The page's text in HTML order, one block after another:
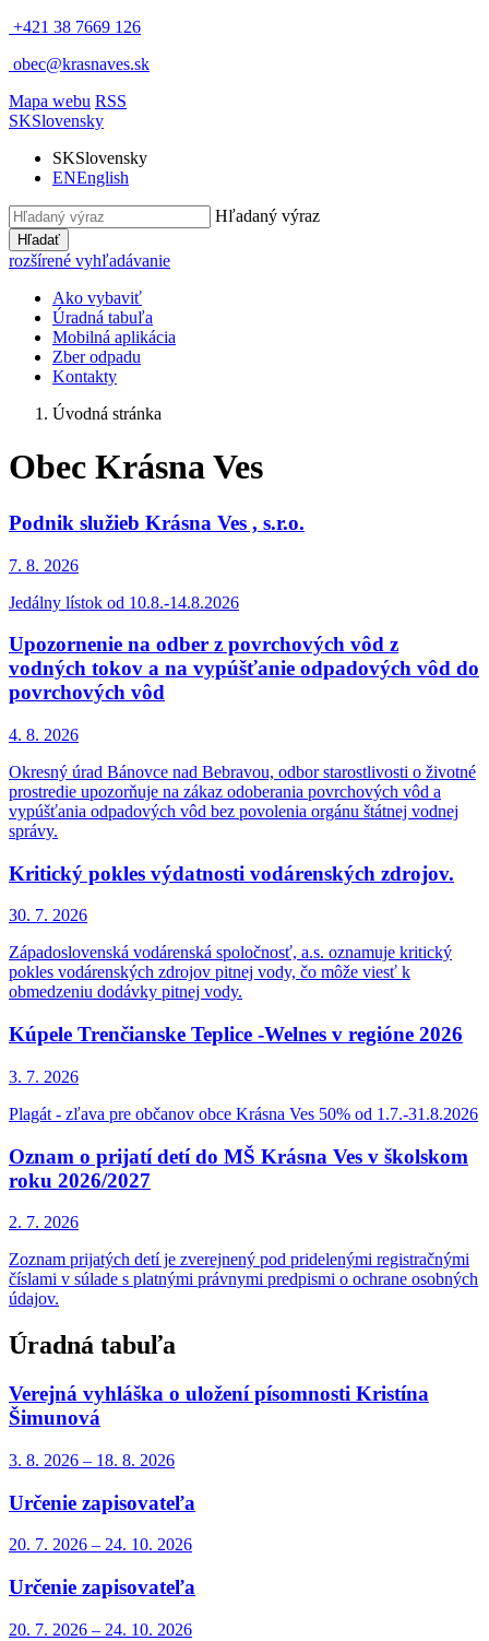
+421 38 7669 126
obec@krasnaves.sk
Mapa webu RSS
SKSlovensky
SKSlovensky
ENEnglish
Hľadaný výraz
Hľadať
rozšírené vyhľadávanie
Ako vybaviť
Úradná tabuľa
Mobilná aplikácia
Zber odpadu
Kontakty
Úvodná stránka
Obec Krásna Ves
Podnik služieb Krásna Ves , s.r.o.
7. 8. 2026
Jedálny lístok od 10.8.-14.8.2026
Upozornenie na odber z povrchových vôd z
vodných tokov a na vypúšťanie odpadových vôd do
povrchových vôd
4. 8. 2026
Okresný úrad Bánovce nad Bebravou, odbor starostlivosti o životné
prostredie upozorňuje na zákaz odoberania povrchových vôd a
vypúšťania odpadových vôd bez povolenia orgánu štátnej vodnej
správy.
Kritický pokles výdatnosti vodárenských zdrojov.
30. 7. 2026
Západoslovenská vodárenská spoločnosť, a.s. oznamuje kritický
pokles vodárenských zdrojov pitnej vody, čo môže viesť k
obmedzeniu dodávky pitnej vody.
Kúpele Trenčianske Teplice -Welnes v regióne 2026
3. 7. 2026
Plagát - zľava pre občanov obce Krásna Ves 50% od 1.7.-31.8.2026
Oznam o prijatí detí do MŠ Krásna Ves v školskom
roku 2026/2027
2. 7. 2026
Zoznam prijatých detí je zverejnený pod pridelenými registračnými
číslami v súlade s platnými právnymi predpismi o ochrane osobných
údajov.
Úradná tabuľa
Verejná vyhláška o uložení písomnosti Kristína
Šimunová
3. 8. 2026 – 18. 8. 2026
Určenie zapisovateľa
20. 7. 2026 – 24. 10. 2026
Určenie zapisovateľa
20. 7. 2026 – 24. 10. 2026